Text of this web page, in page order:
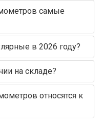
самые
в 2026 году?
на складе?
относятся к